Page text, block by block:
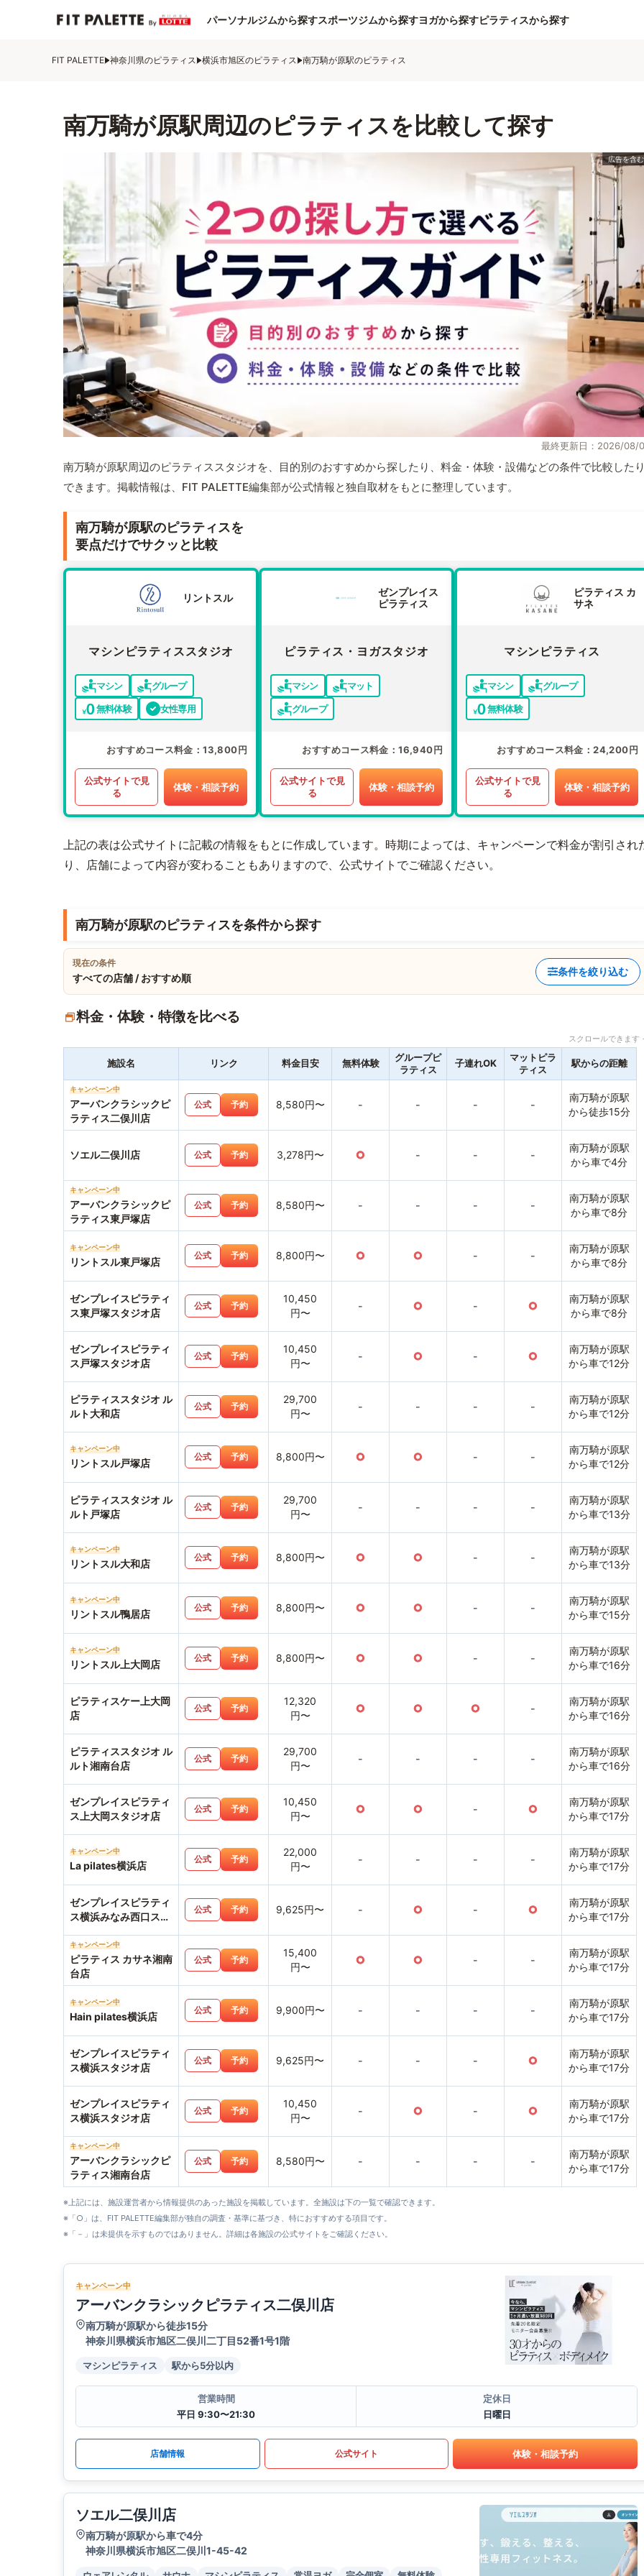
パーソナルジムから探すスポーツジムから探すヨガから探すピラティスから探す
FIT PALETTE 神奈川県のピラティス 横浜市旭区のピラティス 南万騎が原駅のピラティス
南万騎が原駅周辺のピラティスを比較して探す
最終更新日：2026/08/
南万騎が原駅周辺のピラティススタジオを、目的別のおすすめから探したり、料金・体験・設備などの条件で比較した
できます。掲載情報は、FIT PALETTE編集部が公式情報と独自取材をもとに整理しています。
南万騎が原駅のピラティスを
要点だけでサクッと比較
リントスル
マシンピラティススタジオ
マシン
グループ
無料体験
女性専用
おすすめコース料金 13,800円
公式サイトで見
る
体験・相談予約
ゼンプレイス
ピラティス
ピラティス・ヨガスタジオ
マシン
マット
グループ
おすすめコース料金 16,940円
公式サイトで見
る
体験・相談予約
ピラティス カ
サネ
マシンピラティス
マシン
グループ
無料体験
おすすめコース料金 24,200円
公式サイトで見
る
体験・相談予約
上記の表は公式サイトに記載の情報をもとに作成しています。時期によっては、キャンペーンで料金が割引され
り、店舗によって内容が変わることもありますので、公式サイトでご確認ください。
南万騎が原駅のピラティスを条件から探す
現在の条件
すべての店舗 / おすすめ順
条件を絞り込む
料金・体験・特徴を比べる
スクロールできま
施設名 リンク 料金目安 無料体験
グループピ
ラティス
子連れOK
マットピラ
ティス
駅からの距離
キャンペーン中
アーバンクラシックピ
ラティス二俣川店
公式 予約 8,580円〜 - - - -
南万騎が原駅
から徒歩15分
ソエル二俣川店 公式 予約 3,278円〜 ○ - - -
南万騎が原駅
から車で4分
キャンペーン中
アーバンクラシックピ
ラティス東戸塚店
公式 予約 8,580円〜 - - - -
南万騎が原駅
から車で8分
キャンペーン中
リントスル東戸塚店
公式 予約 8,800円〜 ○ ○ - -
南万騎が原駅
から車で8分
ゼンプレイスピラティ
ス東戸塚スタジオ店
公式 予約
10,450
円〜
- ○ - ○
南万騎が原駅
から車で8分
ゼンプレイスピラティ
ス戸塚スタジオ店
公式 予約
10,450
円〜
- ○ - ○
南万騎が原駅
から車で12分
ピラティススタジオ ル
ルト大和店
公式 予約
29,700
円〜
- - - -
南万騎が原駅
から車で12分
キャンペーン中
リントスル戸塚店
公式 予約 8,800円〜 ○ ○ - -
南万騎が原駅
から車で12分
ピラティススタジオ ル
ルト戸塚店
公式 予約
29,700
円〜
- - - -
南万騎が原駅
から車で13分
キャンペーン中
リントスル大和店
公式 予約 8,800円〜 ○ ○ - -
南万騎が原駅
から車で13分
キャンペーン中
リントスル鴨居店
公式 予約 8,800円〜 ○ ○ - -
南万騎が原駅
から車で15分
キャンペーン中
リントスル上大岡店
公式 予約 8,800円〜 ○ ○ - -
南万騎が原駅
から車で16分
ピラティスケー上大岡
店
公式 予約
12,320
円〜
○ ○ ○ -
南万騎が原駅
から車で16分
ピラティススタジオ ル
ルト湘南台店
公式 予約
29,700
円〜
- - - -
南万騎が原駅
から車で16分
ゼンプレイスピラティ
ス上大岡スタジオ店
公式 予約
10,450
円〜
○ ○ - ○
南万騎が原駅
から車で17分
キャンペーン中
La pilates横浜店
公式 予約
22,000
円〜
- - - -
南万騎が原駅
から車で17分
ゼンプレイスピラティ
ス横浜みなみ西口スタ
公式 予約 9,625円〜 - ○ - ○
南万騎が原駅
から車で17分
キャンペーン中
ピラティス カサネ湘南
台店
公式 予約
15,400
円〜
○ ○ - -
南万騎が原駅
から車で17分
キャンペーン中
Hain pilates横浜店
公式 予約 9,900円〜 - - - -
南万騎が原駅
から車で17分
ゼンプレイスピラティ
ス横浜スタジオ店
公式 予約 9,625円〜 - - - ○
南万騎が原駅
から車で17分
ゼンプレイスピラティ
ス横浜スタジオ店
公式 予約
10,450
円〜
- ○ - ○
南万騎が原駅
から車で17分
キャンペーン中
アーバンクラシックピ
ラティス湘南台店
公式 予約 8,580円〜 - - - -
南万騎が原駅
から車で17分
※上記には、施設運営者から情報提供のあった施設を掲載しています。全施設は下の一覧で確認できます。
※「○」は、FIT PALETTE編集部が独自の調査・基準に基づき、特におすすめする項目です。
※「－」は未提供を示すものではありません。詳細は各施設の公式サイトをご確認ください。
キャンペーン中
アーバンクラシックピラティス二俣川店
南万騎が原駅から徒歩15分
神奈川県横浜市旭区二俣川二丁目52番1号1階
マシンピラティス 駅から5分以内
営業時間
平日 9:30〜21:30
定休日
日曜日
店舗情報 公式サイト 体験・相談予約
ソエル二俣川店
南万騎が原駅から車で4分
神奈川県横浜市旭区二俣川1-45-42